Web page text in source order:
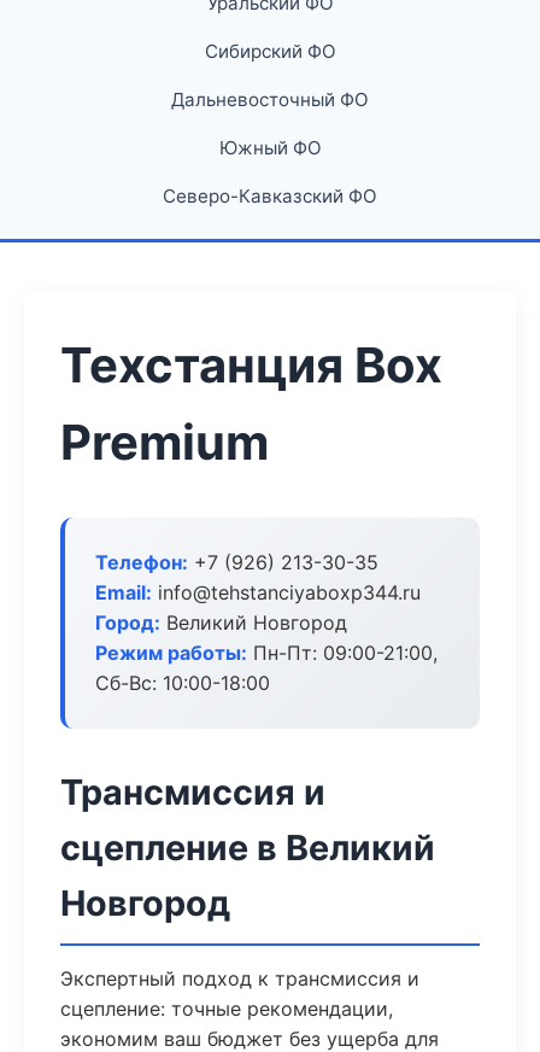
Сибирский ФО
Дальневосточный ФО
Южный ФО
Северо-Кавказский ФО
Техстанция Box
Premium
Телефон: +7 (926) 213-30-35
Email: info@tehstanciyaboxp344.ru
Город: Великий Новгород
Режим работы: Пн-Пт: 09:00-21:00,
Сб-Вс: 10:00-18:00
Трансмиссия и
сцепление в Великий
Новгород
Экспертный подход к трансмиссия и
сцепление: точные рекомендации,
экономим ваш бюджет без ущерба для